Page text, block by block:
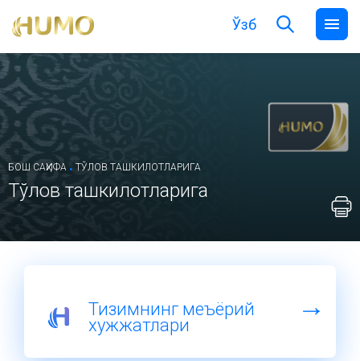
Ўзб
БОШ САҲИФА . ТЎЛОВ ТАШКИЛОТЛАРИГА
Тўлов ташкилотларига
Тизимнинг меъёрий
хужжатлари